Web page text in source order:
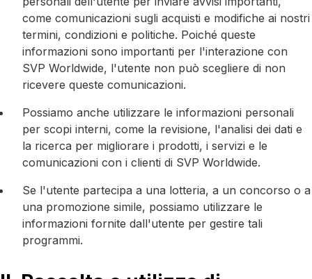
come comunicazioni sugli acquisti e modifiche ai nostri
termini, condizioni e politiche. Poiché queste
informazioni sono importanti per l'interazione con
SVP Worldwide, l'utente non può scegliere di non
ricevere queste comunicazioni.
Possiamo anche utilizzare le informazioni personali
per scopi interni, come la revisione, l'analisi dei dati e
la ricerca per migliorare i prodotti, i servizi e le
comunicazioni con i clienti di SVP Worldwide.
Se l'utente partecipa a una lotteria, a un concorso o a
una promozione simile, possiamo utilizzare le
informazioni fornite dall'utente per gestire tali
programmi.